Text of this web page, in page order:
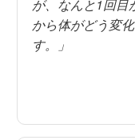
が、なんと1回目
から体がどう変
す。」